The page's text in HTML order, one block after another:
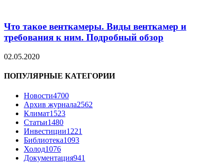
Что такое венткамеры. Виды венткамер и
требования к ним. Подробный обзор
02.05.2020
ПОПУЛЯРНЫЕ КАТЕГОРИИ
Новости4700
Архив журнала2562
Климат1523
Статьи1480
Инвестиции1221
Библиотека1093
Холод1076
Документация941